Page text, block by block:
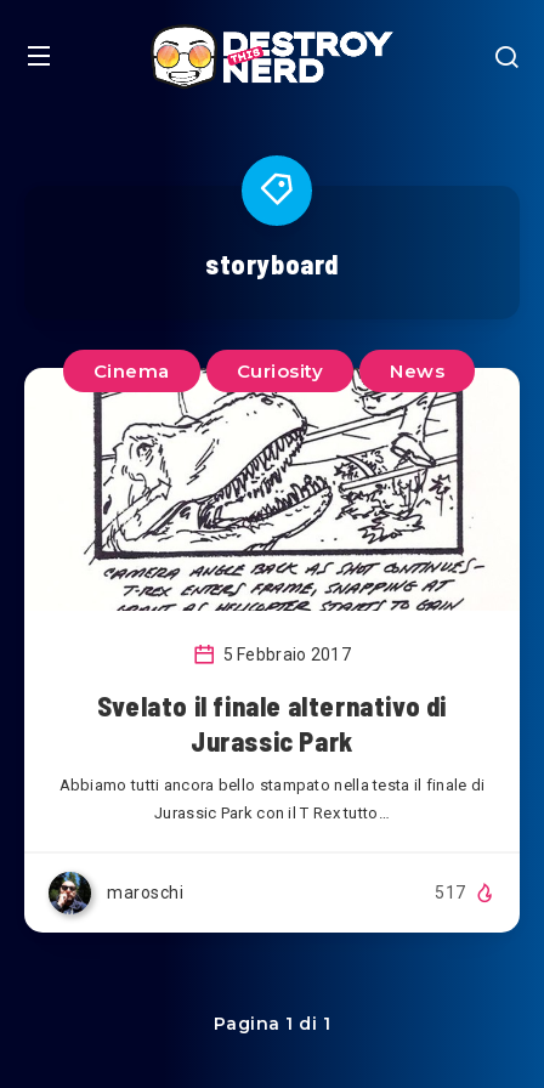
storyboard
Cinema Curiosity News
5 Febbraio 2017
Svelato il finale alternativo di
Jurassic Park
Abbiamo tutti ancora bello stampato nella testa il finale di
Jurassic Park con il T Rex tutto…
maroschi 517
Pagina 1 di 1